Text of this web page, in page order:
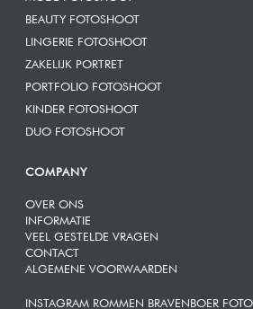
BEAUTY FOTOSHOOT
LINGERIE FOTOSHOOT
ZAKELIJK PORTRET
PORTFOLIO FOTOSHOOT
KINDER FOTOSHOOT
DUO FOTOSHOOT
COMPANY
OVER ONS
INFORMATIE
VEEL GESTELDE VRAGEN
CONTACT
ALGEMENE VOORWAARDEN
INSTAGRAM ROMMEN BRAVENBOER